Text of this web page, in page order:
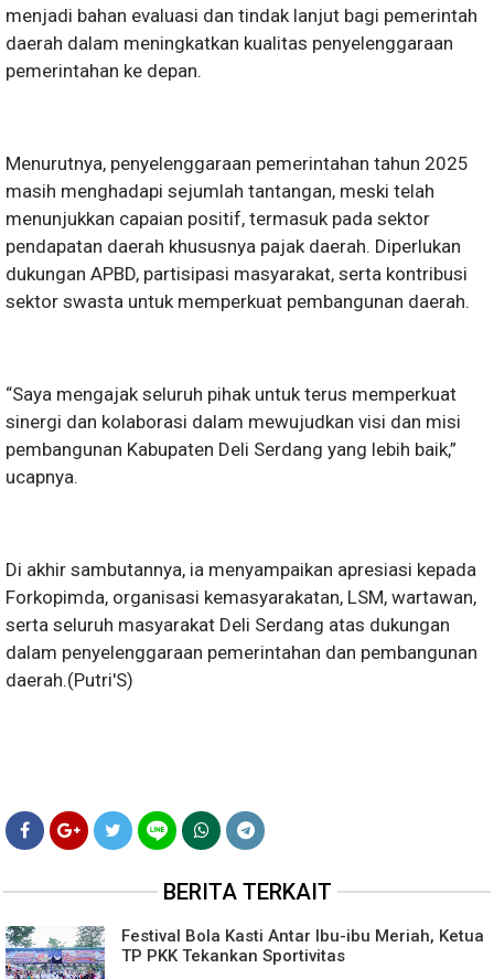
menjadi bahan evaluasi dan tindak lanjut bagi pemerintah
daerah dalam meningkatkan kualitas penyelenggaraan
pemerintahan ke depan.
Menurutnya, penyelenggaraan pemerintahan tahun 2025
masih menghadapi sejumlah tantangan, meski telah
menunjukkan capaian positif, termasuk pada sektor
pendapatan daerah khususnya pajak daerah. Diperlukan
dukungan APBD, partisipasi masyarakat, serta kontribusi
sektor swasta untuk memperkuat pembangunan daerah.
“Saya mengajak seluruh pihak untuk terus memperkuat
sinergi dan kolaborasi dalam mewujudkan visi dan misi
pembangunan Kabupaten Deli Serdang yang lebih baik,”
ucapnya.
Di akhir sambutannya, ia menyampaikan apresiasi kepada
Forkopimda, organisasi kemasyarakatan, LSM, wartawan,
serta seluruh masyarakat Deli Serdang atas dukungan
dalam penyelenggaraan pemerintahan dan pembangunan
daerah.(Putri'S)
BERITA TERKAIT
Festival Bola Kasti Antar Ibu-ibu Meriah, Ketua
TP PKK Tekankan Sportivitas